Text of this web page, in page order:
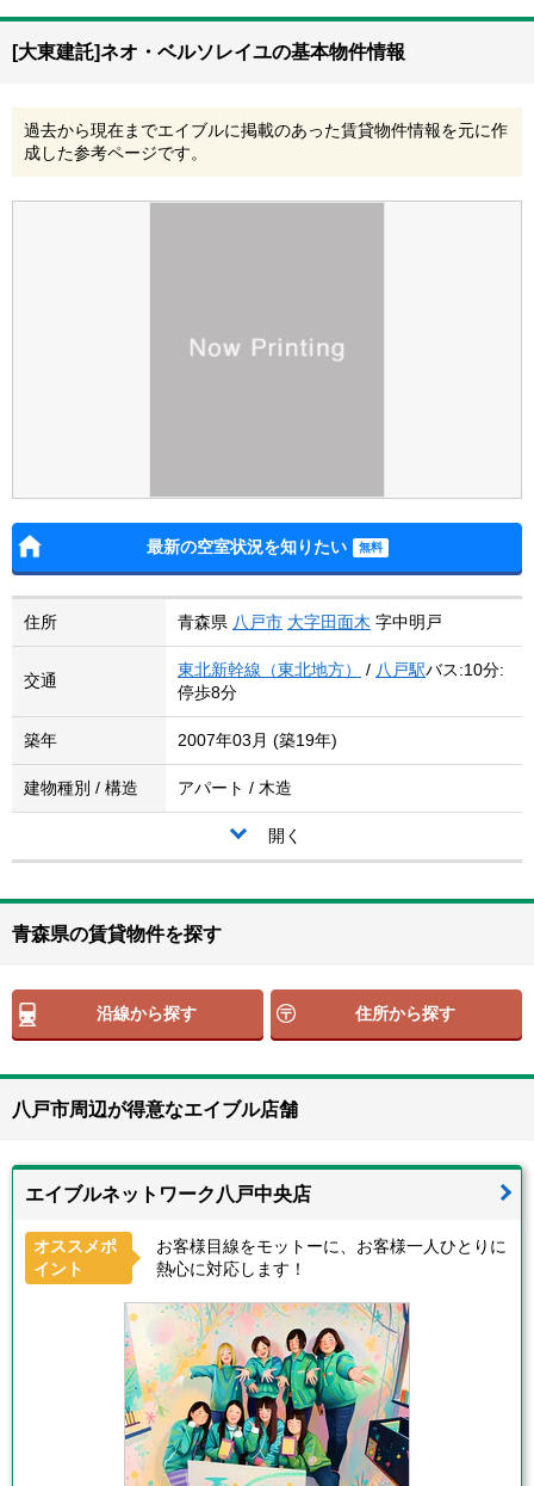
[大東建託]ネオ・ベルソレイユの基本物件情報
過去から現在までエイブルに掲載のあった賃貸物件情報を元に作
成した参考ページです。
最新の空室状況を知りたい
住所 青森県 八戸市 大字田面木 字中明戸
交通
東北新幹線（東北地方） / 八戸駅バス:10分:
停歩8分
築年 2007年03月 (築19年)
建物種別 / 構造 アパート / 木造
開く
青森県の賃貸物件を探す
沿線から探す 住所から探す
八戸市周辺が得意なエイブル店舗
エイブルネットワーク八戸中央店
オススメポ
イント
お客様目線をモットーに、お客様一人ひとりに
熱心に対応します！